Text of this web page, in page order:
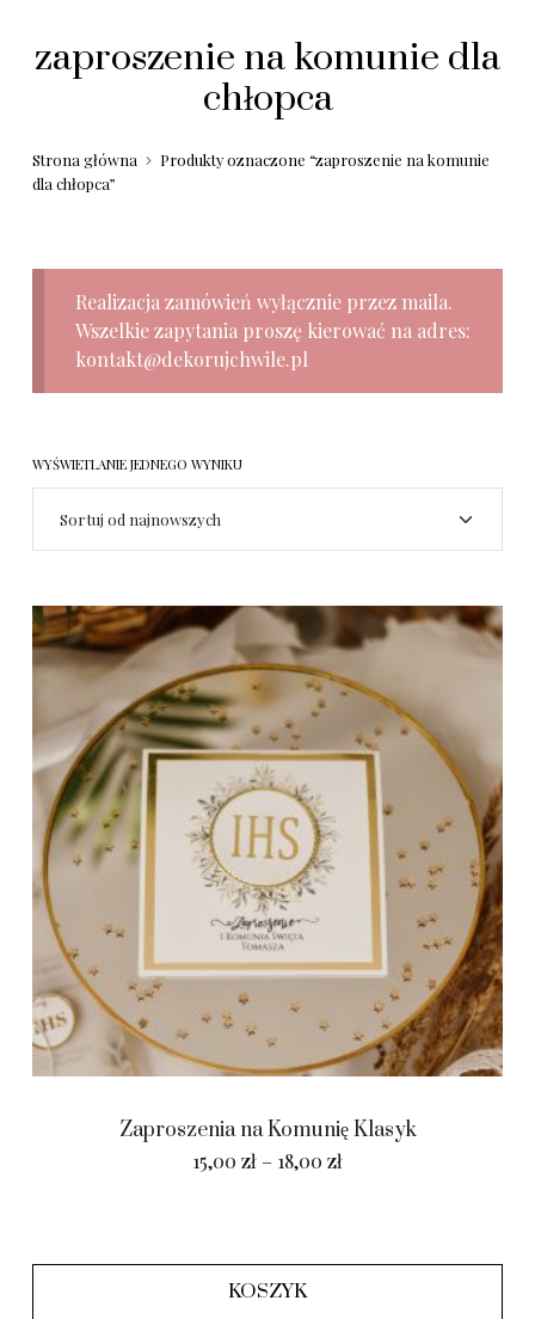
zaproszenie na komunie dla
chłopca
Strona główna
Produkty oznaczone “zaproszenie na komunie
dla chłopca”
Realizacja zamówień wyłącznie przez maila.
Wszelkie zapytania proszę kierować na adres:
kontakt@dekorujchwile.pl
WYŚWIETLANIE JEDNEGO WYNIKU
Zaproszenia na Komunię Klasyk
15,00 zł – 18,00 zł
KOSZYK